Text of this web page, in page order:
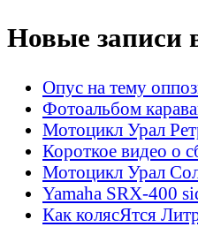
Новые записи
Опус на тему
Фотоальбом
Мотоцикл Урал
Короткое видео о
Мотоцикл Урал
Yamaha SRX-400
Как колясЯтся